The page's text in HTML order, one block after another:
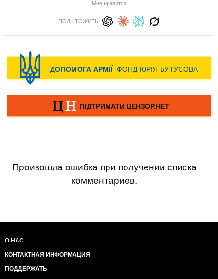
Мне нравится
ПОДЫТОЖИТЬ:
Произошла ошибка при получении списка
комментариев.
О НАС
КОНТАКТНАЯ ИНФОРМАЦИЯ
ПОДДЕРЖАТЬ